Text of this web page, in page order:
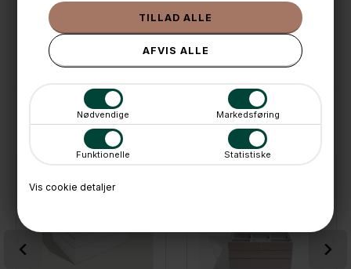
Nødvendige Markedsføring
Funktionelle Statistiske
Vis cookie detaljer
💳 Betal med
📱 Kundeservice 50446800 (9-12)
Kundeservice mail@boxdelux.dk(24/7)
ANDRE IDÉER